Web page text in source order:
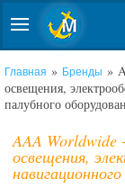
Главная » Бренды »
освещения,
палубного
AAA Worldwide
освещения,